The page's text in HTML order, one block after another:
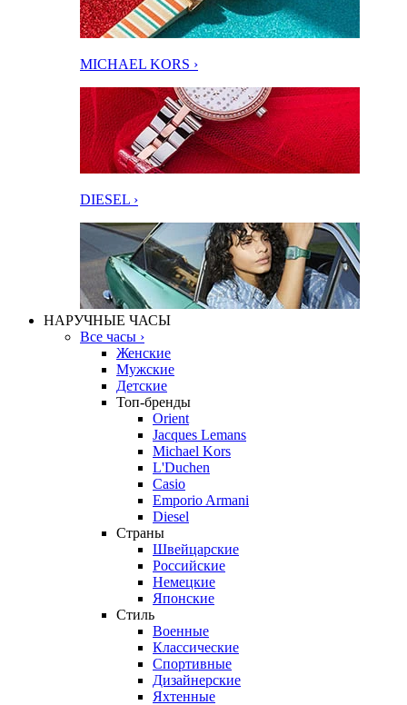
MICHAEL KORS ›
DIESEL ›
НАРУЧНЫЕ ЧАСЫ
Все часы ›
Женские
Мужские
Детские
Топ-бренды
Orient
Jacques Lemans
Michael Kors
L'Duchen
Casio
Emporio Armani
Diesel
Страны
Швейцарские
Российские
Немецкие
Японские
Стиль
Военные
Классические
Спортивные
Дизайнерские
Яхтенные